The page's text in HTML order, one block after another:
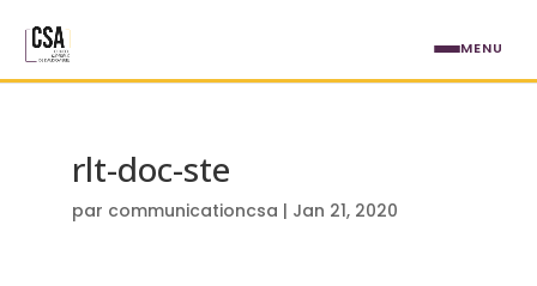
rlt-doc-ste
par communicationcsa | Jan 21, 2020
MENU